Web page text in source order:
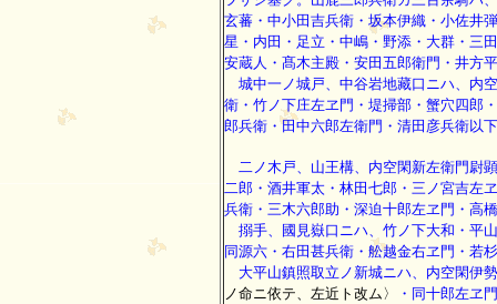
玄蕃・中小田吉兵衛・坂本伊織・小佐井
星・内田・足立・中嶋・野添・大群・三
安蔵人・髙木主殿・安田五郎衛門・井方
城中一ノ城戸、中谷岩地藏口ニハ、内
衛・竹ノ下庄左ヱ門・堤掃部・蟹穴四郎
郎兵衛・田中六郎左衛門・清田彦兵衛以
二ノ木戸、山王構、内空閑新左衛門尉
二郎・酒井軍太・林田七郎・三ノ宮吉左
兵衛・三木六郎助・深迫十郎左ヱ門・高
搦手、國見嶽口ニハ、竹ノ下大和・平
同源六・右田甚兵衛・舩越金右ヱ門・若
大平山鎮照取立ノ新城ニハ、内空閑伊
ノ命ニ依テ、左近ト改ム〉
・同十郎左ヱ